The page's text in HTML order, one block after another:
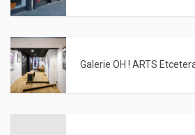
Galerie OH ! ARTS